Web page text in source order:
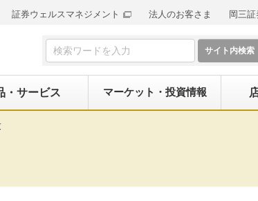
証券ウェルスマネジメント 法人のお客さま 岡三
検索フォーム
・サービス マーケット・投資情報